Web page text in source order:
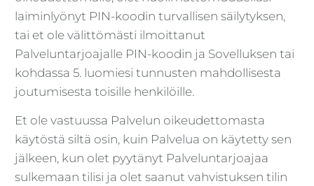
laiminlyönyt PIN-koodin turvallisen säilytyksen,
tai et ole välittömästi ilmoittanut
Palveluntarjoajalle PIN-koodin ja Sovelluksen tai
kohdassa 5. luomiesi tunnusten mahdollisesta
joutumisesta toisille henkilöille.
Et ole vastuussa Palvelun oikeudettomasta
käytöstä siltä osin, kuin Palvelua on käytetty sen
jälkeen, kun olet pyytänyt Palveluntarjoajaa
sulkemaan tilisi ja olet saanut vahvistuksen tilin